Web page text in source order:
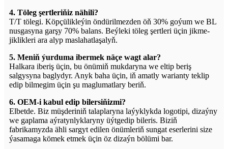
4. Töleg şertleriňiz nähili?
T/T tölegi. Köpçülikleýin öndürilmezden öň 30% goýum we BL
nusgasyna garşy 70% balans. Beýleki töleg şertleri üçin jikme-
jiklikleri ara alyp maslahatlaşalyň.
5. Meniň ýurduma ibermek näçe wagt alar?
Halkara iberiş üçin, bu önümiň mukdaryna we eltip beriş
salgysyna baglydyr. Anyk baha üçin, iň amatly warianty teklip
edip bilmegim üçin şu maglumatlary beriň.
6. OEM-i kabul edip bilersiňizmi?
Elbetde. Biz müşderiniň talaplaryna laýyklykda logotipi, dizaýny
we gaplama aýratynlyklaryny üýtgedip bileris. Biziň
fabrikamyzda ähli sargyt edilen önümleriň sungat eserlerini size
ýasamaga kömek etmek üçin öz dizaýn bölümi bar.